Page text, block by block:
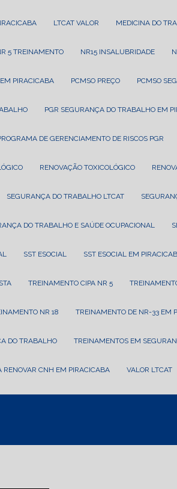
LTCAT VALOR MEDICINA DO
NR 5 TREINAMENTO NR15 INSALUBRIDADE
EM PIRACICABA PCMSO PREÇO PCMSO
PGR SEGURANÇA DO TRABALHO EM
PROGRAMA DE GERENCIAMENTO DE RISCOS PGR
RENOVAÇÃO TOXICOLÓGICO
SEGURANÇA DO TRABALHO LTCAT
DO TRABALHO E SAÚDE OCUPACIONAL
SST ESOCIAL SST ESOCIAL EM
TREINAMENTO CIPA NR 5
NR 18 TREINAMENTO DE NR-33 EM
DO TRABALHO TREINAMENTOS EM
RENOVAR CNH EM PIRACICABA VALOR LTCAT